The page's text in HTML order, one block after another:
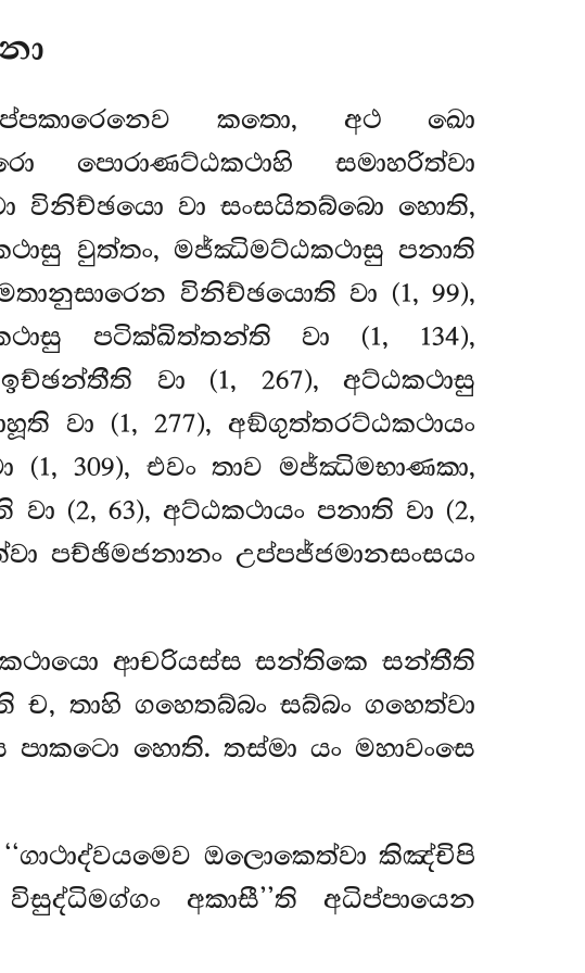
කතො, අථ ඛො
පොරාණට්ඨකථාහි සමාහරිත්වා
විනිච්ඡයො වා සංසයිතබ්බො හොති,
වුත්තං, මජ්ඣිමට්ඨකථාසු පනාති
විනිච්ඡයොති වා (1, 99),
පටික්ඛිත්තන්ති වා (1, 134),
වා (1, 267), අට්ඨකථාසු
වා (1, 277), අඞ්ගුත්තරට්ඨකථායං
309), එවං තාව මජ්ඣිමභාණකා,
(2, 63), අට්ඨකථායං පනාති වා (2,
පච්ඡිමජනානං උප්පජ්ජමානසංසයං
ආචරියස්ස සන්තිකෙ සන්තීති
තාහි ගහෙතබ්බං සබ්බං ගහෙත්වා
හොති. තස්මා යං මහාවංසෙ
‘‘ගාථාද්වයමෙව ඔලොකෙත්වා කිඤ්චිපි
අකාසී’’ති අධිප්පායෙන